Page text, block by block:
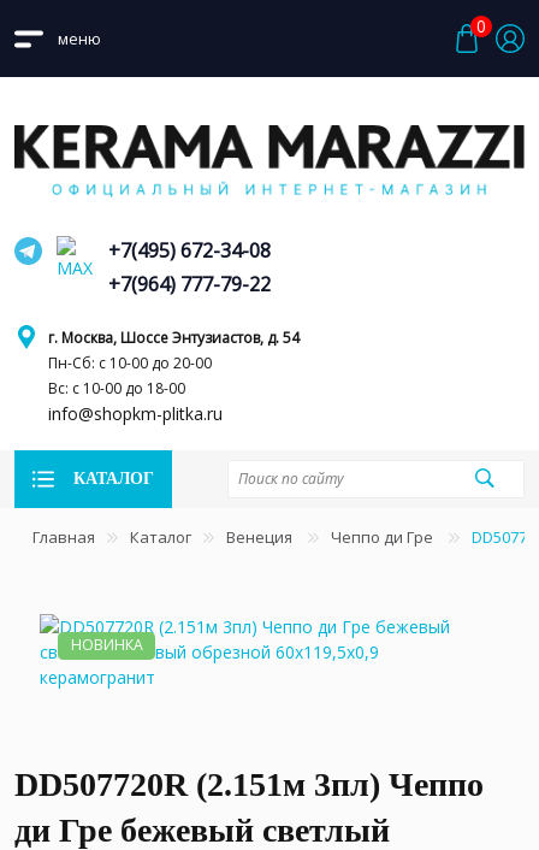
меню
0
г. Москва, Шоссе Энтузиастов, д. 54
Пн-Сб: с 10-00 до 20-00
Вс: с 10-00 до 18-00
info@shopkm-plitka.ru
+7(495) 672-34-08
+7(964) 777-79-22
КАТАЛОГ
Главная Каталог Венеция Чеппо ди Гре
НОВИНКА
DD507720R (2.151м 3пл) Чеппо
ди Гре бежевый светлый